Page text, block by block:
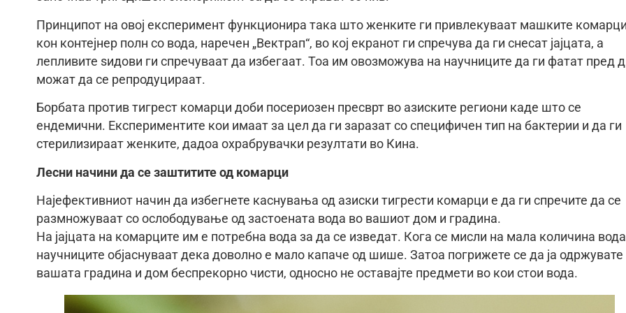
Принципот на овој експеримент функционира така што женките ги привлекуваат машките
кон контејнер полн со вода, наречен „Вектрап“, во кој екранот ги спречува да ги снесат јајцата, а
лепливите ѕидови ги спречуваат да избегаат. Тоа им овозможува на научниците да ги фатат пред
можат да се репродуцираат.
Борбата против тигрест комарци доби посериозен пресврт во азиските региони каде што се
ендемични. Експериментите кои имаат за цел да ги заразат со специфичен тип на бактерии и да ги
стерилизираат женките, дадоа охрабрувачки резултати во Кина.
Лесни начини да се заштитите од комарци
Најефективниот начин да избегнете каснувања од азиски тигрести комарци е да ги спречите да се
размножуваат со ослободување од застоената вода во вашиот дом и градина.
На јајцата на комарците им е потребна вода за да се изведат. Кога се мисли на мала количина вода
научниците објаснуваат дека доволно е мало капаче од шише. Затоа погрижете се да ја одржувате
вашата градина и дом беспрекорно чисти, односно не оставајте предмети во кои стои вода.